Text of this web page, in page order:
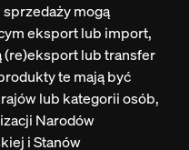
mogą
eksport lub import,
(re)eksport lub transfer
te mają być
lub kategorii osób,
Narodów
i Stanów